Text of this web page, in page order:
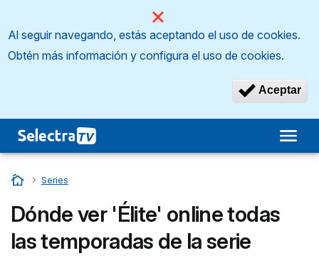
Al seguir navegando, estás aceptando el uso de cookies.
Obtén más información y configura el uso de cookies.
Aceptar
Inicio
…
Series
Dónde ver 'Élite' online todas
las temporadas de la serie